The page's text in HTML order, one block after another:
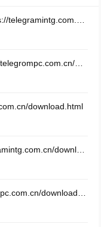
刚看见一个妹子，很漂亮！https://telegramintg.com.cn/download.html
不灌水就活不下去了啊！https://telegrompc.com.cn/download.html
download.html
管它三七二十一！https://telegramintg.com.cn/download.html
十分赞同楼主！https://telegrompc.com.cn/download.html